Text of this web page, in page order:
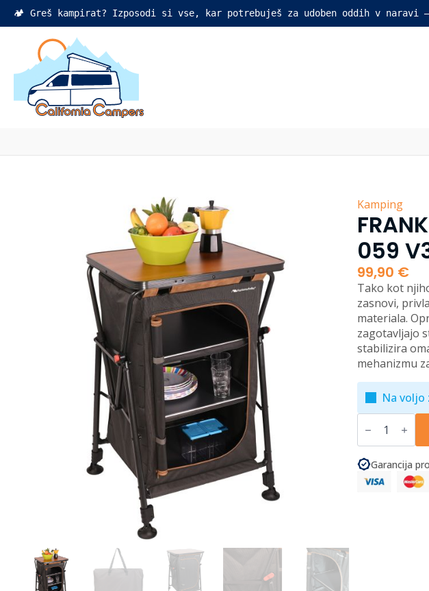
🏕️ Greš kampirat? Izposodi si vse, kar potrebuješ za udoben oddih v
Kamping
059
99,90 €
Tako kot
zasnovi,
materiala.
zagotavljajo
stabilizira
mehanizmu
Na voljo
Frankana
Freiko
Kamp
omarica
HighQ
AC-
Garancija